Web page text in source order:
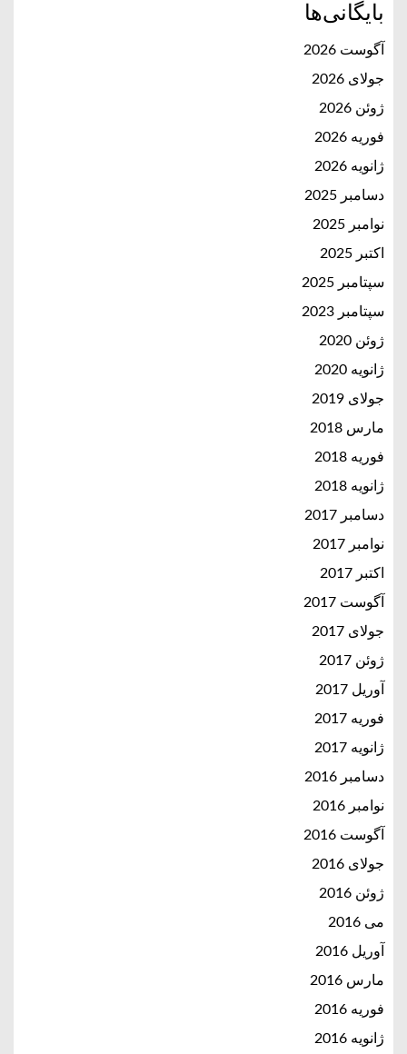
بایگانی‌ها
آگوست 2026
جولای 2026
ژوئن 2026
فوریه 2026
ژانویه 2026
دسامبر 2025
نوامبر 2025
اکتبر 2025
سپتامبر 2025
سپتامبر 2023
ژوئن 2020
ژانویه 2020
جولای 2019
مارس 2018
فوریه 2018
ژانویه 2018
دسامبر 2017
نوامبر 2017
اکتبر 2017
آگوست 2017
جولای 2017
ژوئن 2017
آوریل 2017
فوریه 2017
ژانویه 2017
دسامبر 2016
نوامبر 2016
آگوست 2016
جولای 2016
ژوئن 2016
می 2016
آوریل 2016
مارس 2016
فوریه 2016
ژانویه 2016